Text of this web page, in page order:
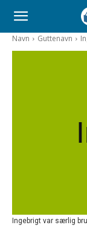
Navn Guttenavn
Ingebrigt var særlig